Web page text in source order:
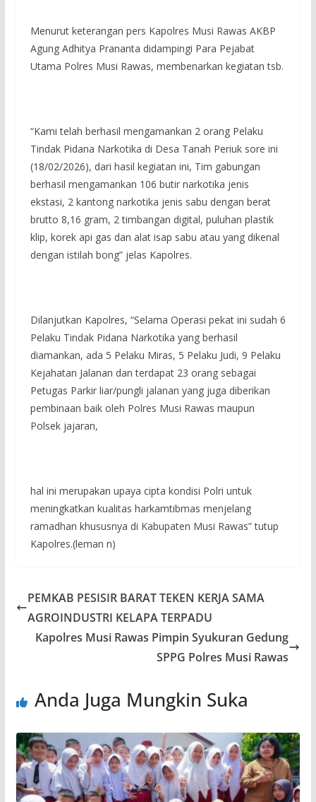
Menurut keterangan pers Kapolres Musi Rawas AKBP
Agung Adhitya Prananta didampingi Para Pejabat
Utama Polres Musi Rawas, membenarkan kegiatan tsb.
“Kami telah berhasil mengamankan 2 orang Pelaku
Tindak Pidana Narkotika di Desa Tanah Periuk sore ini
(18/02/2026), dari hasil kegiatan ini, Tim gabungan
berhasil mengamankan 106 butir narkotika jenis
ekstasi, 2 kantong narkotika jenis sabu dengan berat
brutto 8,16 gram, 2 timbangan digital, puluhan plastik
klip, korek api gas dan alat isap sabu atau yang dikenal
dengan istilah bong” jelas Kapolres.
Dilanjutkan Kapolres, “Selama Operasi pekat ini sudah 6
Pelaku Tindak Pidana Narkotika yang berhasil
diamankan, ada 5 Pelaku Miras, 5 Pelaku Judi, 9 Pelaku
Kejahatan Jalanan dan terdapat 23 orang sebagai
Petugas Parkir liar/pungli jalanan yang juga diberikan
pembinaan baik oleh Polres Musi Rawas maupun
Polsek jajaran,
hal ini merupakan upaya cipta kondisi Polri untuk
meningkatkan kualitas harkamtibmas menjelang
ramadhan khususnya di Kabupaten Musi Rawas” tutup
Kapolres.(leman n)
PEMKAB PESISIR BARAT TEKEN KERJA SAMA
AGROINDUSTRI KELAPA TERPADU
Kapolres Musi Rawas Pimpin Syukuran Gedung
SPPG Polres Musi Rawas
Anda Juga Mungkin Suka